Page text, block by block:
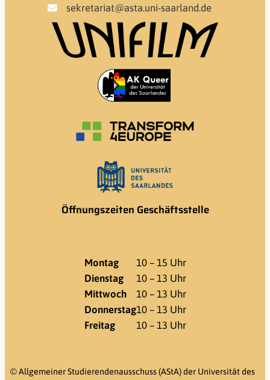
sekretariat@asta.uni-saarland.de
Öffnungszeiten Geschäftsstelle
Montag
Dienstag
Mittwoch
Donnerstag
Freitag
10 – 15 Uhr
10 – 13 Uhr
10 – 13 Uhr
10 – 13 Uhr
10 – 13 Uhr
©Allgemeiner Studierendenausschuss (AStA) der Universität des